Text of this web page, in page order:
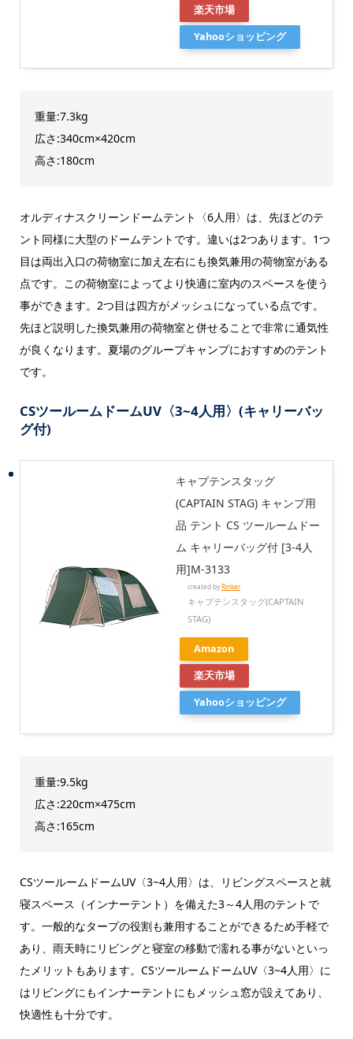
楽天市場
Yahooショッピング
重量:7.3kg
広さ:340cm×420cm
高さ:180cm
オルディナスクリーンドームテント〈6人用〉は、先ほどのテ
ント同様に大型のドームテントです。違いは2つあります。1つ
目は両出入口の荷物室に加え左右にも換気兼用の荷物室がある
点です。この荷物室によってより快適に室内のスペースを使う
事ができます。2つ目は四方がメッシュになっている点です。
先ほど説明した換気兼用の荷物室と併せることで非常に通気性
が良くなります。夏場のグループキャンプにおすすめのテント
です。
CSツールームドームUV〈3~4人用〉(キャリーバッ
グ付)
キャプテンスタッグ
(CAPTAIN STAG) キャンプ用
品 テント CS ツールームドー
ム キャリーバッグ付 [3-4人
用]M-3133
created byRinker
キャプテンスタッグ(CAPTAIN
STAG)
Amazon
楽天市場
Yahooショッピング
重量:9.5kg
広さ:220cm×475cm
高さ:165cm
CSツールームドームUV〈3~4人用〉は、リビングスペースと就
寝スペース（インナーテント）を備えた3～4人用のテントで
す。一般的なタープの役割も兼用することができるため手軽で
あり、雨天時にリビングと寝室の移動で濡れる事がないといっ
たメリットもあります。CSツールームドームUV〈3~4人用〉に
はリビングにもインナーテントにもメッシュ窓が設えてあり、
快適性も十分です。